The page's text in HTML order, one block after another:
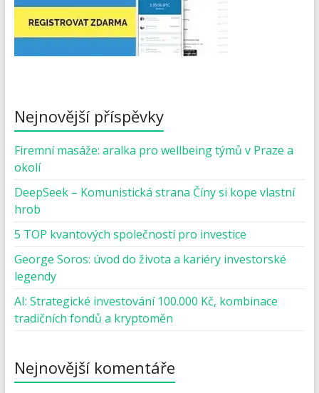
Nejnovější příspěvky
Firemní masáže: aralka pro wellbeing týmů v Praze a
okolí
DeepSeek – Komunistická strana Číny si kope vlastní
hrob
5 TOP kvantových společností pro investice
George Soros: úvod do života a kariéry investorské
legendy
AI: Strategické investování 100.000 Kč, kombinace
tradičních fondů a kryptoměn
Nejnovější komentáře